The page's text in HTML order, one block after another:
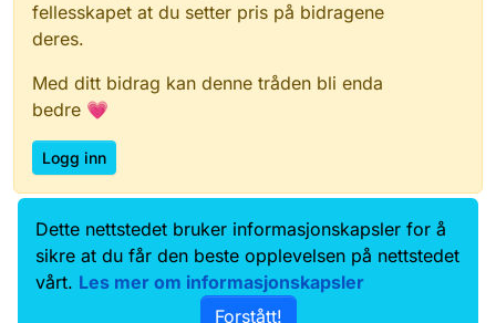
fellesskapet at du setter pris på bidragene
deres.
Med ditt bidrag kan denne tråden bli enda
bedre 💗
Logg inn
Data.norge.no
Kontakt oss
Samtykke og brukervilkår
Tilgjengelighetserklæring
Dette nettstedet bruker informasjonskapsler for å
sikre at du får den beste opplevelsen på nettstedet
vårt. Les mer om informasjonskapsler
Forstått!